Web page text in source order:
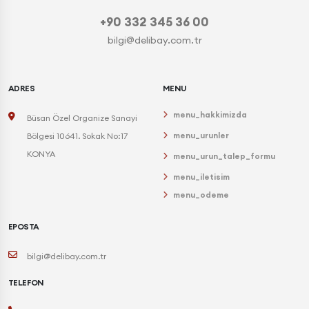
+90 332 345 36 00
bilgi@delibay.com.tr
ADRES
Büsan Özel Organize Sanayi
Bölgesi 10641. Sokak No:17
KONYA
MENU
menu_hakkimizda
menu_urunler
menu_urun_talep_formu
menu_iletisim
menu_odeme
EPOSTA
bilgi@delibay.com.tr
TELEFON